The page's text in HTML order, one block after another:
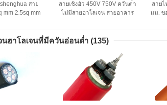
สาย
mm 2.5sq mm
K H07V-K
สายเชิงฮัว 450V 750V ควันต่ํา
ไม่มีสายฮาโลเจน สายอาคาร
สาย
มม. ข
PVC,
นฮาโลเจนที่มีควันอ่อนต่ำ (135)